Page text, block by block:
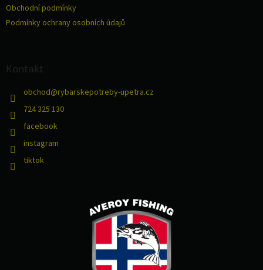
Obchodní podmínky
Podmínky ochrany osobních údajů
Kontakt
obchod@rybarskepotreby-upetra.cz
724 325 130
facebook
instagram
tiktok